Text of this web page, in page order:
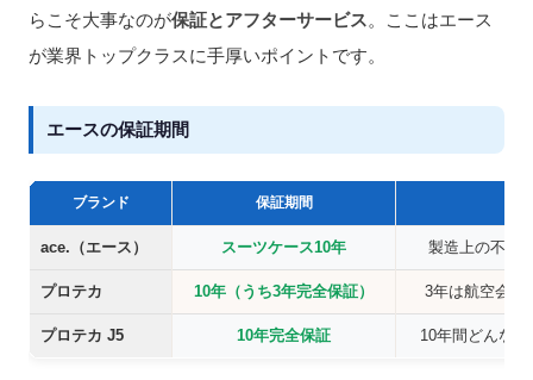
らこそ大事なのが保証とアフターサービス。ここはエース
が業界トップクラスに手厚いポイントです。
エースの保証期間
ブランド 保証期間
ace.（エース） スーツケース10年 製造上の不具
プロテカ 10年（うち3年完全保証） 3年は航空会社
プロテカ J5 10年完全保証 10年間どんな